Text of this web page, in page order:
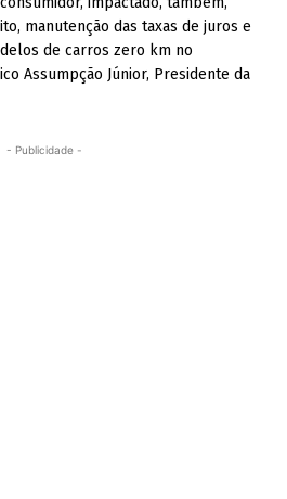
manutenção das taxas de juros e
de carros zero km no
Assumpção Júnior, Presidente da
- Publicidade -